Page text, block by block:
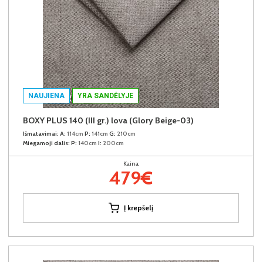
NAUJIENA YRA SANDĖLYJE
BOXY PLUS 140 (III gr.) lova (Glory Beige-03)
Išmatavimai: A: 114cm P: 141cm G: 210cm
Miegamoji dalis: P: 140cm I: 200cm
Kaina:
479€
Į krepšelį